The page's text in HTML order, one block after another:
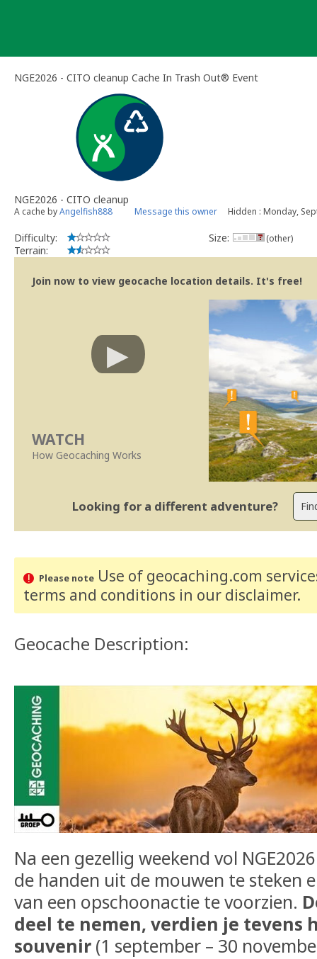
NGE2026 - CITO cleanup Cache In Trash Out® Event
NGE2026 - CITO cleanup
A cache byAngelfish888 Message this owner Hidden : Monday,
Difficulty:
Terrain:
Size: (other)
Join now to view geocache location details. It's free!
WATCH
How Geocaching Works
Looking for a different adventure?
Please noteUse of geocaching.com
terms and conditions in our disclaimer.
Geocache Description:
Na een gezellig weekend vol
de handen uit de mouwen te steken
van een opschoonactie te voorzien.
deel te nemen, verdien je tevens
souvenir (1 september – 30